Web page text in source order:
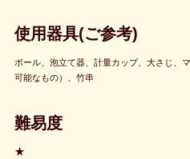
使用器具(ご参考)
ボール、泡立て器、計量カップ、大さじ、
可能なもの）、竹串
難易度
★